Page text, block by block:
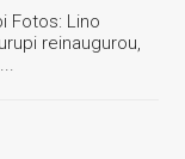
Fotos: Lino
reinaugurou,